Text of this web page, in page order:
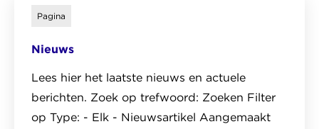
standpunt
Onderwijs
tijdens
een
lockdown
Pagina
Nieuws
Lees hier het laatste nieuws en actuele
berichten. Zoek op trefwoord: Zoeken Filter
op Type: - Elk - Nieuwsartikel Aangemaakt